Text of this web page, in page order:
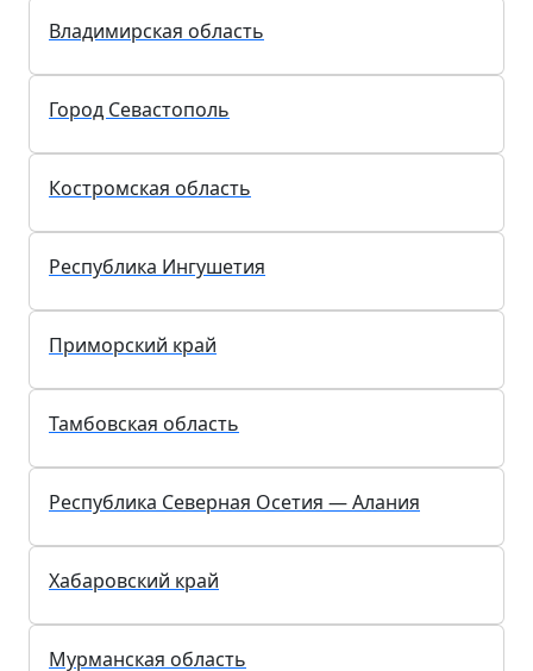
Оренбургская область
Владимирская область